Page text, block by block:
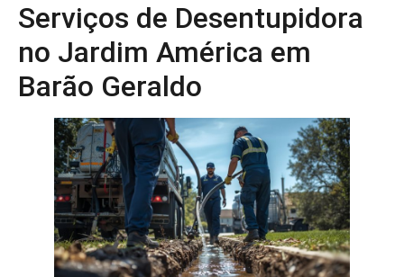
Serviços de Desentupidora
no Jardim América em
Barão Geraldo